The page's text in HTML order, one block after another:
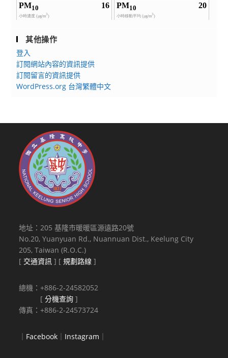
其他操作
登入
訂閱網站內容的資訊提供
訂閱留言的資訊提供
WordPress.org 台灣繁體中文
地址：205 基隆市暖暖區源遠路20號
No.20, Yuanyuan Rd., Nuannuan Dist., Keelung City
205, Taiwan (R.O.C.)
[ 交通資訊 ] [規劃路線 ]
總機：+886-2-24582052
[分機查詢 ]
傳真：+886-2-24573724
｜ Facebook ｜ Instagram ｜